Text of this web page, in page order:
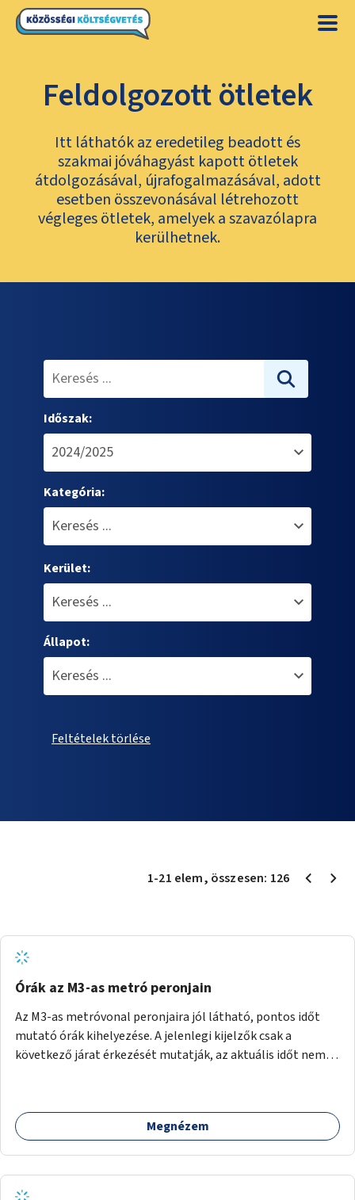
Feldolgozott ötletek
Itt láthatók az eredetileg beadott és
szakmai jóváhagyást kapott ötletek
átdolgozásával, újrafogalmazásával, adott
esetben összevonásával létrehozott
végleges ötletek, amelyek a szavazólapra
kerülhetnek.
Időszak:
Kategória:
Kerület:
Állapot:
Feltételek törlése
1-21 elem, összesen: 126
Órák az M3-as metró peronjain
Az M3-as metróvonal peronjaira jól látható, pontos időt
mutató órák kihelyezése. A jelenlegi kijelzők csak a
következő járat érkezését mutatják, az aktuális időt nem.
Megnézem